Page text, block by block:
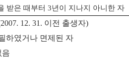
받은 때부터 3년이 지나지 아니한 자
12. 31. 이전 출생자)
하였거나 면제된 자
음